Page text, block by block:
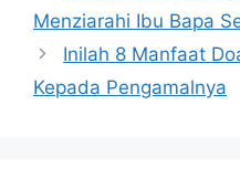
Menziarahi Ibu Bapa
Inilah 8 Manfaat
Kepada Pengamalnya